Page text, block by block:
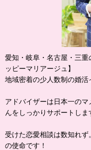
愛知・岐阜・名古屋・三
ッピーマリアージュ】
地域密着の少人数制の婚活
アドバイザーは日本一の
んをしっかりサポートしま
受けた恋愛相談は数知れ
の使命です！